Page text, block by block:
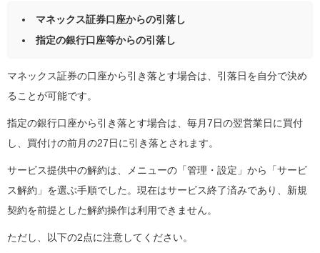
マネックス証券口座からの引落し
指定の銀行口座等からの引落し
マネックス証券の口座から引き落とす場合は、引落日を自分で決め
ることが可能です。
指定の銀行口座から引き落とす場合は、毎月7日の翌営業日に買付
し、買付けの前月の27日に引き落とされます。
サービス提供中の解約は、メニューの「管理・設定」から「サービ
ス解約」を選ぶ手順でした。現在はサービス終了済みであり、新規
契約を前提とした解約操作は利用できません。
ただし、以下の2点に注意してください。